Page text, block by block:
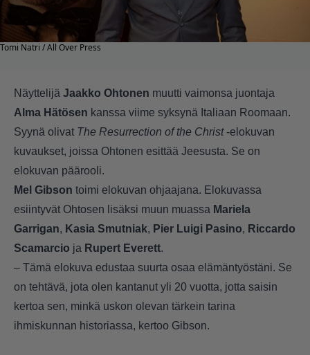
Tomi Natri / All Over Press
Näyttelijä Jaakko Ohtonen muutti vaimonsa juontaja
Alma Hätösen kanssa viime syksynä Italiaan Roomaan.
Syynä olivat The Resurrection of the Christ-elokuvan
kuvaukset, joissa Ohtonen esittää Jeesusta. Se on
elokuvan päärooli.
Mel Gibson toimi elokuvan ohjaajana. Elokuvassa
esiintyvät Ohtosen lisäksi muun muassa Mariela
Garrigan, Kasia Smutniak, Pier Luigi Pasino, Riccardo
Scamarcio ja Rupert Everett.
– Tämä elokuva edustaa suurta osaa elämäntyöstäni. Se
on tehtävä, jota olen kantanut yli 20 vuotta, jotta saisin
kertoa sen, minkä uskon olevan tärkein tarina
ihmiskunnan historiassa, kertoo Gibson.